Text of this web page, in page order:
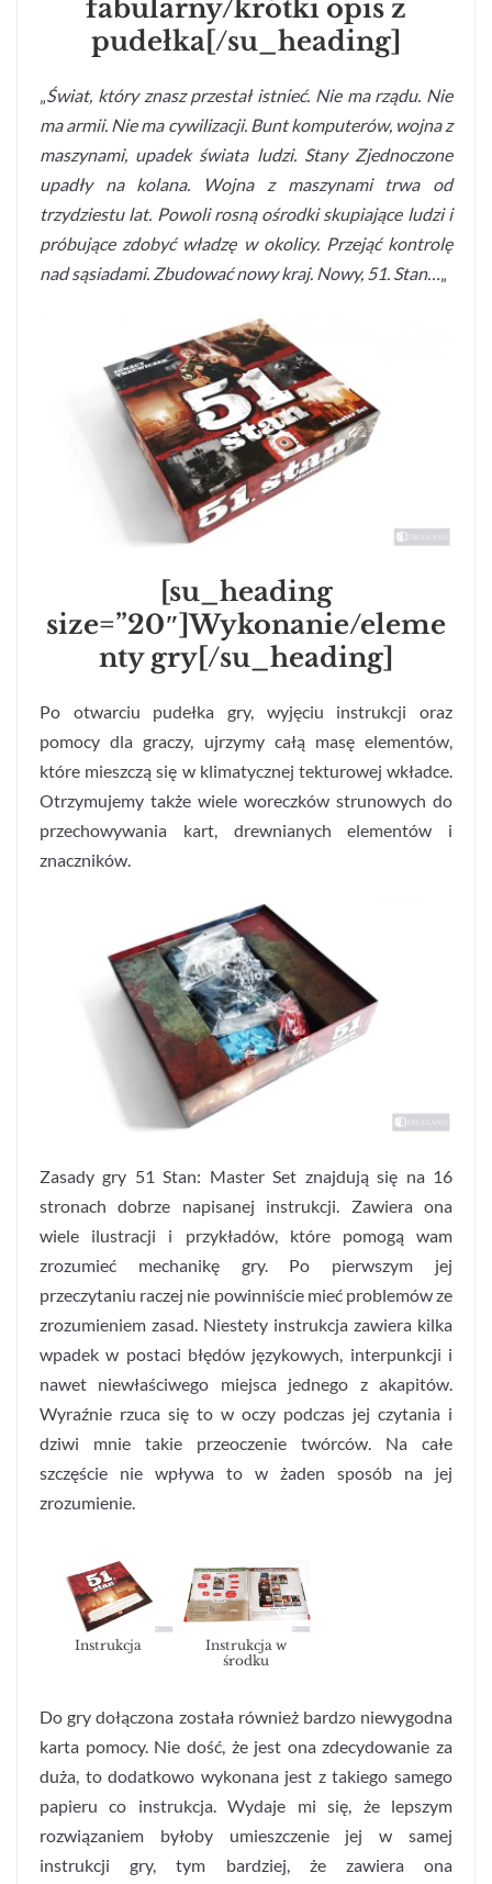
fabularny/krótki opis z
pudełka[/su_heading]
„Świat, który znasz przestał istnieć. Nie ma rządu. Nie
ma armii. Nie ma cywilizacji. Bunt komputerów, wojna z
maszynami, upadek świata ludzi. Stany Zjednoczone
upadły na kolana. Wojna z maszynami trwa od
trzydziestu lat. Powoli rosną ośrodki skupiające ludzi i
próbujące zdobyć władzę w okolicy. Przejąć kontrolę
nad sąsiadami. Zbudować nowy kraj. Nowy, 51. Stan…„
[su_heading
size=”20″]Wykonanie/eleme
nty gry[/su_heading]
Po otwarciu pudełka gry, wyjęciu instrukcji oraz
pomocy dla graczy, ujrzymy całą masę elementów,
które mieszczą się w klimatycznej tekturowej wkładce.
Otrzymujemy także wiele woreczków strunowych do
przechowywania kart, drewnianych elementów i
znaczników.
Zasady gry 51 Stan: Master Set znajdują się na 16
stronach dobrze napisanej instrukcji. Zawiera ona
wiele ilustracji i przykładów, które pomogą wam
zrozumieć mechanikę gry. Po pierwszym jej
przeczytaniu raczej nie powinniście mieć problemów ze
zrozumieniem zasad. Niestety instrukcja zawiera kilka
wpadek w postaci błędów językowych, interpunkcji i
nawet niewłaściwego miejsca jednego z akapitów.
Wyraźnie rzuca się to w oczy podczas jej czytania i
dziwi mnie takie przeoczenie twórców. Na całe
szczęście nie wpływa to w żaden sposób na jej
zrozumienie.
Instrukcja
Instrukcja w
środku
Do gry dołączona została również bardzo niewygodna
karta pomocy. Nie dość, że jest ona zdecydowanie za
duża, to dodatkowo wykonana jest z takiego samego
papieru co instrukcja. Wydaje mi się, że lepszym
rozwiązaniem byłoby umieszczenie jej w samej
instrukcji gry, tym bardziej, że zawiera ona